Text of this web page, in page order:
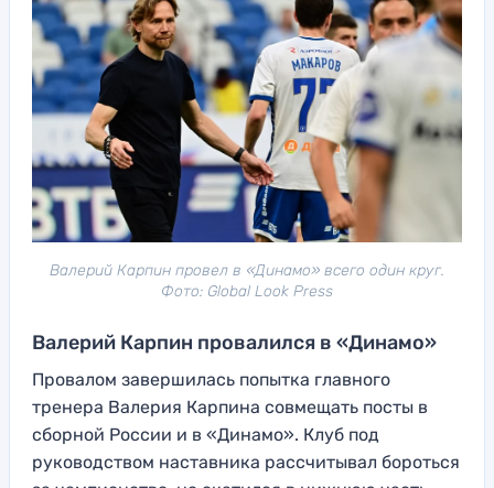
Валерий Карпин провел в «Динамо» всего один круг.
Фото: Global Look Press
Валерий Карпин провалился в «Динамо»
Провалом завершилась попытка главного
тренера Валерия Карпина совмещать посты в
сборной России и в «Динамо». Клуб под
руководством наставника рассчитывал бороться